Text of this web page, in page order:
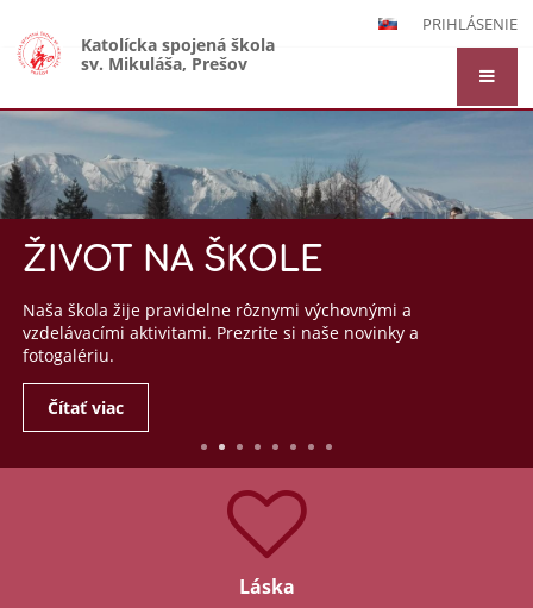
PRIHLÁSENIE
Katolícka spojená škola
sv. Mikuláša, Prešov
Hlavná
stránka
a
novinky a
Láska